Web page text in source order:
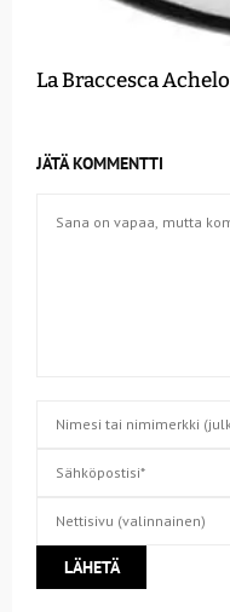
La Braccesca Achelo
JÄTÄ KOMMENTTI